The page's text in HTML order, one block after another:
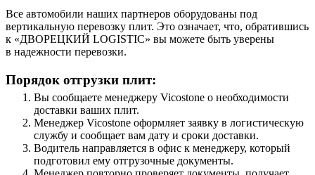
Все автомобили наших партнеров оборудованы под
вертикальную перевозку плит. Это означает, что, обратившись
к «ДВОРЕЦКИЙ LOGISTIC» вы можете быть уверены
в надежности перевозки.
Порядок отгрузки плит:
Вы сообщаете менеджеру Vicostone о необходимости
доставки ваших плит.
Менеджер Vicostone оформляет заявку в логистическую
службу и сообщает вам дату и сроки доставки.
Водитель направляется в офис к менеджеру, который
подготовил ему отгрузочные документы.